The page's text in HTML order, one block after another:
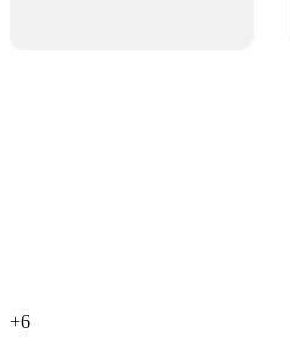
+6